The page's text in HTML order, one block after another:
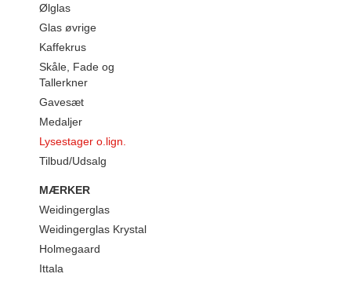
Ølglas
Glas øvrige
Kaffekrus
Skåle, Fade og
Tallerkner
Gavesæt
Medaljer
Lysestager o.lign.
Tilbud/Udsalg
MÆRKER
Weidingerglas
Weidingerglas Krystal
Holmegaard
Ittala